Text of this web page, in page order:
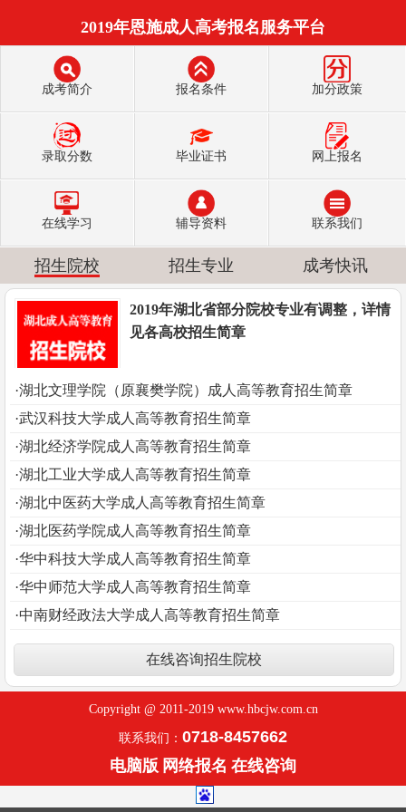
2019年恩施成人高考报名服务平台
成考简介 报名条件 加分政策
录取分数 毕业证书 网上报名
在线学习 辅导资料 联系我们
招生院校 招生专业 成考快讯
2019年湖北省部分院校专业有调整，详情
见各高校招生简章
·湖北文理学院（原襄樊学院）成人高等教育招生简章
·武汉科技大学成人高等教育招生简章
·湖北经济学院成人高等教育招生简章
·湖北工业大学成人高等教育招生简章
·湖北中医药大学成人高等教育招生简章
·湖北医药学院成人高等教育招生简章
·华中科技大学成人高等教育招生简章
·华中师范大学成人高等教育招生简章
·中南财经政法大学成人高等教育招生简章
在线咨询招生院校
Copyright @ 2011-2019 www.hbcjw.com.cn
联系我们： 0718-8457662
电脑版 网络报名 在线咨询